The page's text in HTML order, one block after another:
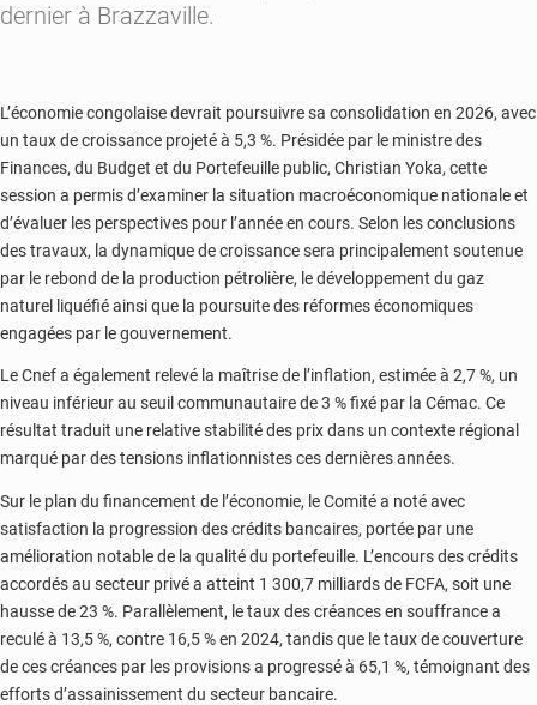
dernier à Brazzaville.
L’économie congolaise devrait poursuivre sa consolidation en 2026, avec
un taux de croissance projeté à 5,3 %. Présidée par le ministre des
Finances, du Budget et du Portefeuille public, Christian Yoka, cette
session a permis d’examiner la situation macroéconomique nationale et
d’évaluer les perspectives pour l’année en cours. Selon les conclusions
des travaux, la dynamique de croissance sera principalement soutenue
par le rebond de la production pétrolière, le développement du gaz
naturel liquéfié ainsi que la poursuite des réformes économiques
engagées par le gouvernement.
Le Cnef a également relevé la maîtrise de l’inflation, estimée à 2,7 %, un
niveau inférieur au seuil communautaire de 3 % fixé par la Cémac. Ce
résultat traduit une relative stabilité des prix dans un contexte régional
marqué par des tensions inflationnistes ces dernières années.
Sur le plan du financement de l’économie, le Comité a noté avec
satisfaction la progression des crédits bancaires, portée par une
amélioration notable de la qualité du portefeuille. L’encours des crédits
accordés au secteur privé a atteint 1 300,7 milliards de FCFA, soit une
hausse de 23 %. Parallèlement, le taux des créances en souffrance a
reculé à 13,5 %, contre 16,5 % en 2024, tandis que le taux de couverture
de ces créances par les provisions a progressé à 65,1 %, témoignant des
efforts d’assainissement du secteur bancaire.